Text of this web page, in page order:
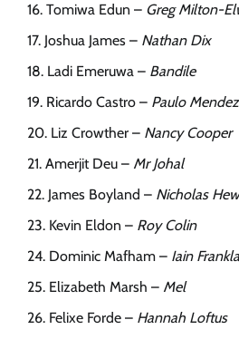
Tomiwa Edun – Greg Milton-
Joshua James – Nathan Dix
Ladi Emeruwa – Bandile
Ricardo Castro – Paulo Mendez
Liz Crowther – Nancy Cooper
Amerjit Deu – Mr Johal
James Boyland – Nicholas
Kevin Eldon – Roy Colin
Dominic Mafham – Iain
Elizabeth Marsh – Mel
Felixe Forde – Hannah Loftus